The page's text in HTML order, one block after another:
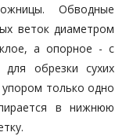
Обводные
веток диаметром
а опорное - с
обрезки сухих
только одно
в нижнюю